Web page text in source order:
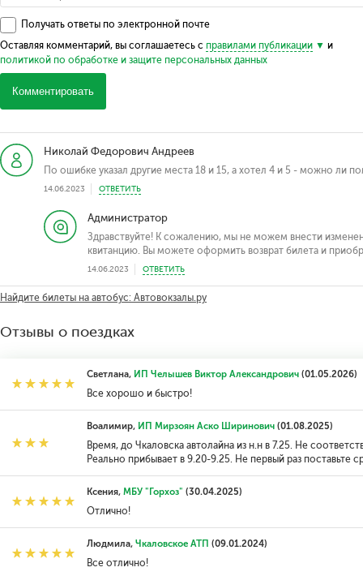
Получать ответы по электронной почте
Оставляя комментарий, вы соглашаетесь с правилами публикации
и
политикой по обработке и защите персональных данных
Комментировать
Николай Федорович Андреев
По ошибке указал другие места 18 и 15, а хотел 4 и 5 - можно ли
14.06.2023 ОТВЕТИТЬ
Администратор
Здравствуйте! К сожалению, мы не можем внести
квитанцию. Вы можете оформить возврат билета и
14.06.2023 ОТВЕТИТЬ
Найдите билеты на автобус: Автовокзалы.ру
Отзывы о поездках
Светлана, ИП Челышев Виктор Александрович(01.05.2026)
Все хорошо и быстро!
Воалимир, ИП Мирзоян Аско Ширинович(01.08.2025)
Время, до Чкаловска автолайна из н.н в 7.25. Не
Реально прибывает в 9.20-9.25. Не первый раз поставьте
Ксения, МБУ "Горхоз" (30.04.2025)
Отлично!
Людмила, Чкаловское АТП (09.01.2024)
Все отлично!